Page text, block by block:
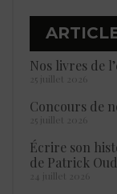
Nos livres de
25 juillet 2026
Concours de
25 juillet 2026
Écrire son
de Patrick
24 juillet 2026